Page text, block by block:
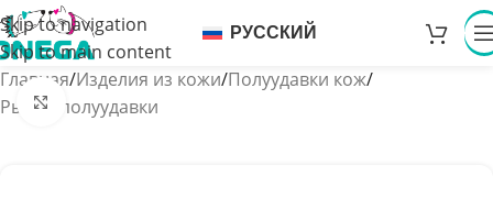
Skip to navigation
Skip to main content
РУССКИЙ
Главная/Изделия из кожи/Полуудавки кож/
Рыбки полуудавки
Увеличить